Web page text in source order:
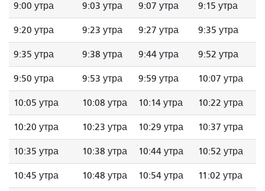
9:00 утра 9:03 утра 9:07 утра 9:15 утра
9:20 утра 9:23 утра 9:27 утра 9:35 утра
9:35 утра 9:38 утра 9:44 утра 9:52 утра
9:50 утра 9:53 утра 9:59 утра 10:07 утра
10:05 утра 10:08 утра 10:14 утра 10:22 утра
10:20 утра 10:23 утра 10:29 утра 10:37 утра
10:35 утра 10:38 утра 10:44 утра 10:52 утра
10:45 утра 10:48 утра 10:54 утра 11:02 утра